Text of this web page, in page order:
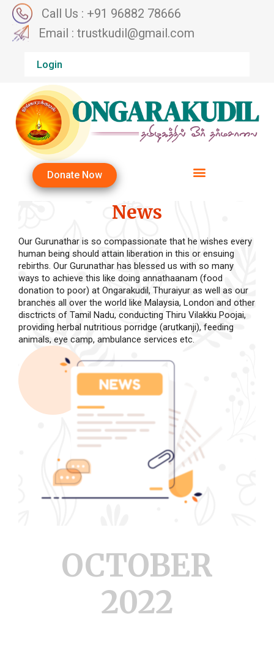
Call Us : +91 96882 78666
Email : trustkudil@gmail.com
Login
Donate Now
News
Our Gurunathar is so compassionate that he wishes every
human being should attain liberation in this or ensuing
rebirths. Our Gurunathar has blessed us with so many
ways to achieve this like doing annathaanam (food
donation to poor) at Ongarakudil, Thuraiyur as well as our
branches all over the world like Malaysia, London and other
disctricts of Tamil Nadu, conducting Thiru Vilakku Poojai,
providing herbal nutritious porridge (arutkanji), feeding
animals, eye camp, ambulance services etc.
OCTOBER
2022